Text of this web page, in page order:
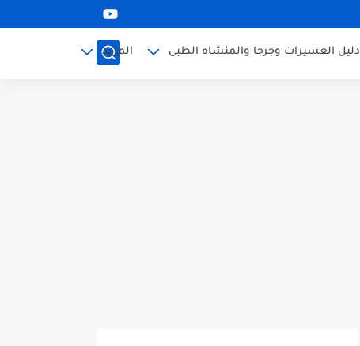
دليل العسيرات وجرجا والمنشاه الطبى المزيد